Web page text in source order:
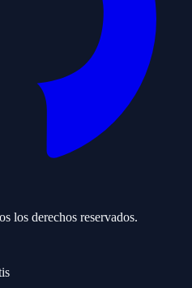
los derechos reservados.